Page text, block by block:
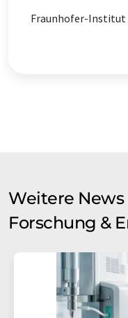
Fraunhofer-Institut
Weitere News
Forschung &